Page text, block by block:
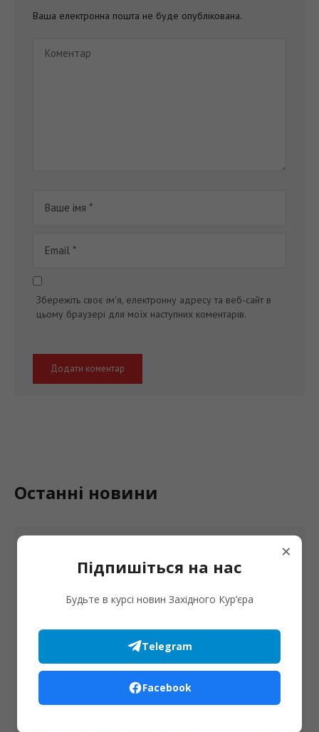
Ваша електронна пошта не буде опублікована.
Збережіть своє ім'я, електронну адресу та веб-сайт в
цьому браузері для моїх наступних коментарів.
Останні новини
Дата
×
Підпишіться на нас
Будьте в курсі новин Західного Кур’єра
Telegram
Facebook